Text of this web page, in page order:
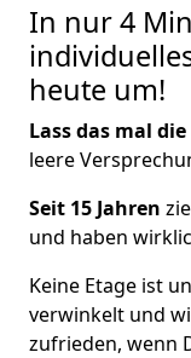
In nur 4
heute um!
Lass das mal
leere
Seit 15 Jahren
und haben
Keine Etage ist
verwinkelt und
zufrieden, wenn